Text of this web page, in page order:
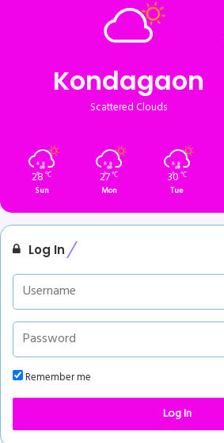
Kondagaon
Scattered Clouds
28 ℃
Sun
27℃
Mon
30 ℃
Tue
Log In
Remember me
Log In